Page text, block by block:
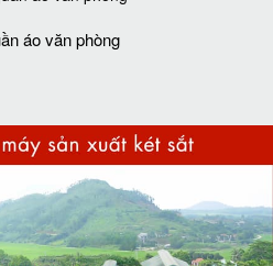
áo văn phòng